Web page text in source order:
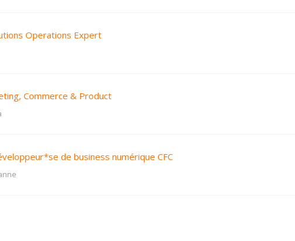
Operations Expert
Commerce & Product
de business numérique CFC